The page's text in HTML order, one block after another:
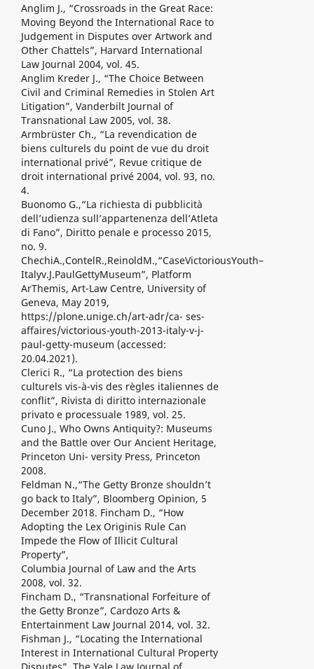
Anglim J., “Crossroads in the Great Race:
Moving Beyond the International Race to
Judgement in Disputes over Artwork and
Other Chattels”, Harvard International
Law Journal 2004, vol. 45.
Anglim Kreder J., “The Choice Between
Civil and Criminal Remedies in Stolen Art
Litigation”, Vanderbilt Journal of
Transnational Law 2005, vol. 38.
Armbrüster Ch., “La revendication de
biens culturels du point de vue du droit
international privé”, Revue critique de
droit international privé 2004, vol. 93, no.
4.
Buonomo G.,“La richiesta di pubblicità
dell’udienza sull’appartenenza dell’Atleta
di Fano”, Diritto penale e processo 2015,
no. 9.
ChechiA.,ContelR.,ReinoldM.,“CaseVictoriousYouth–
Italyv.J.PaulGettyMuseum”, Platform
ArThemis, Art-Law Centre, University of
Geneva, May 2019,
https://plone.unige.ch/art-adr/ca- ses-
affaires/victorious-youth-2013-italy-v-j-
paul-getty-museum (accessed:
20.04.2021).
Clerici R., “La protection des biens
culturels vis-à-vis des règles italiennes de
conflit”, Rivista di diritto internazionale
privato e processuale 1989, vol. 25.
Cuno J., Who Owns Antiquity?: Museums
and the Battle over Our Ancient Heritage,
Princeton Uni- versity Press, Princeton
2008.
Feldman N.,“The Getty Bronze shouldn’t
go back to Italy”, Bloomberg Opinion, 5
December 2018. Fincham D., “How
Adopting the Lex Originis Rule Can
Impede the Flow of Illicit Cultural
Property”,
Columbia Journal of Law and the Arts
2008, vol. 32.
Fincham D., “Transnational Forfeiture of
the Getty Bronze”, Cardozo Arts &
Entertainment Law Journal 2014, vol. 32.
Fishman J., “Locating the International
Interest in International Cultural Property